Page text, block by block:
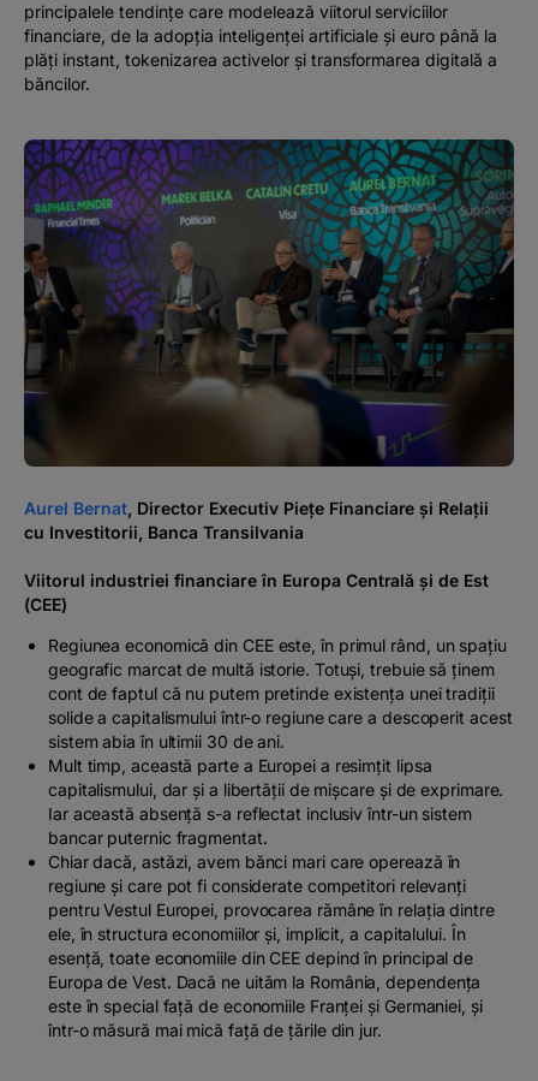
principalele tendințe care modelează viitorul serviciilor
financiare, de la adopția inteligenței artificiale și euro până la
plăți instant, tokenizarea activelor și transformarea digitală a
băncilor.
Aurel Bernat, Director Executiv Piețe Financiare și Relații
cu Investitorii, Banca Transilvania
Viitorul industriei financiare în Europa Centrală și de Est
(CEE)
Regiunea economică din CEE este, în primul rând, un spațiu
geografic marcat de multă istorie. Totuși, trebuie să ținem
cont de faptul că nu putem pretinde existența unei tradiții
solide a capitalismului într-o regiune care a descoperit acest
sistem abia în ultimii 30 de ani.
Mult timp, această parte a Europei a resimțit lipsa
capitalismului, dar și a libertății de mișcare și de exprimare.
Iar această absență s-a reflectat inclusiv într-un sistem
bancar puternic fragmentat.
Chiar dacă, astăzi, avem bănci mari care operează în
regiune și care pot fi considerate competitori relevanți
pentru Vestul Europei, provocarea rămâne în relația dintre
ele, în structura economiilor și, implicit, a capitalului. În
esență, toate economiile din CEE depind în principal de
Europa de Vest. Dacă ne uităm la România, dependența
este în special față de economiile Franței și Germaniei, și
într-o măsură mai mică față de țările din jur.